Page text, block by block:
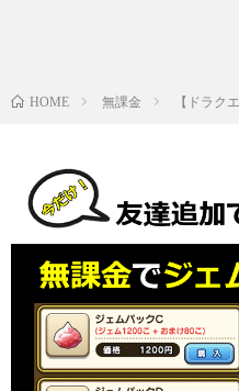
HOME 無課金 【ドラク